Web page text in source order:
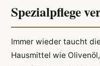
Spezialpflege
Immer wieder taucht
Hausmittel wie